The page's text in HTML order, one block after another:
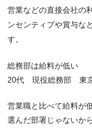
営業などの直接会社の
ンセンティブや賞与な
す。
総務部は給料が低い
20代 現役総務部 東
営業職と比べて給料が
選んだ部署じゃないか